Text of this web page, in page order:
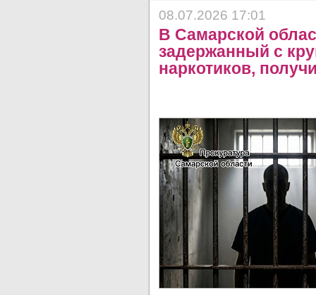
08.07.2026 17:01
В Самарской
задержанный с
наркотиков,